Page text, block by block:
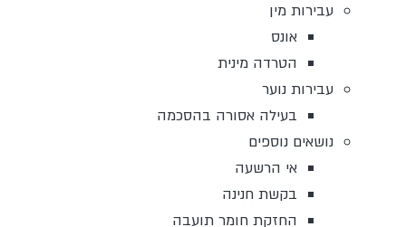
עבירות מין
אונס
הטרדה מינית
עבירות נוער
בעילה אסורה בהסכמה
נושאים נוספים
אי הרשעה
בקשת חנינה
החזקת חומר תועבה